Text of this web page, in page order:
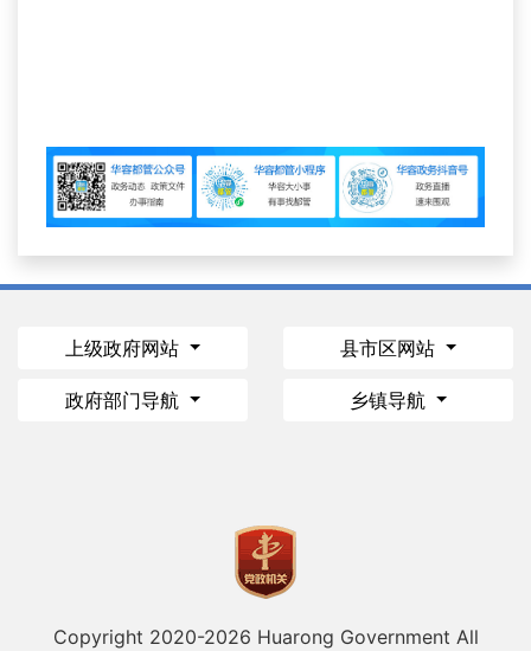
上级政府网站 县市区网站
政府部门导航 乡镇导航
Copyright 2020-2026 Huarong Government All